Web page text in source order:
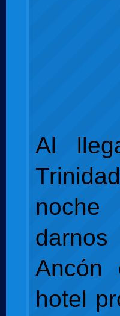
Al
Ancón
hotel